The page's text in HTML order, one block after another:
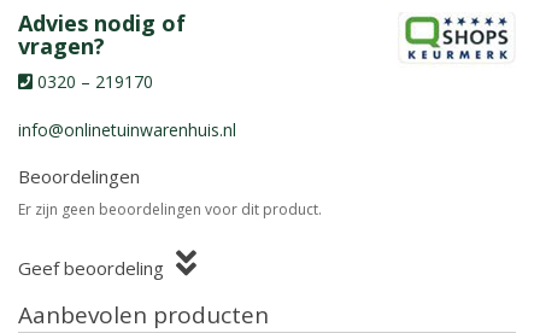
Advies nodig of
vragen?
0320 – 219170
info@onlinetuinwarenhuis.nl
Beoordelingen
Er zijn geen beoordelingen voor dit product.
Geef beoordeling
Aanbevolen producten